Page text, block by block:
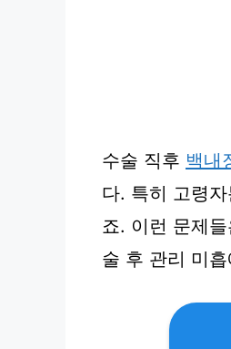
수술 직후 백내
다. 특히 고령
죠. 이런 문제
술 후 관리 미